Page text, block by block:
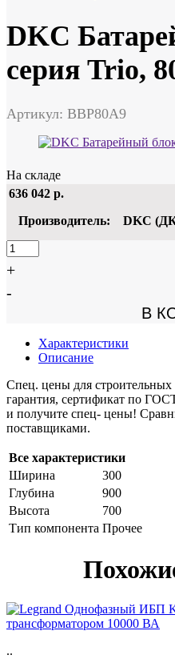
DKC
серия Trio,
Артикул: BBP80A9
На складе
636 042 р.
Производитель:
DKC
+
-
В
Характеристики
Описание
Спец. цены для
гарантия, сертификат по
и получите спец- цены!
поставщиками.
Все характеристики
Ширина
300
Глубина
900
Высота
700
Тип компонента Прочее
..